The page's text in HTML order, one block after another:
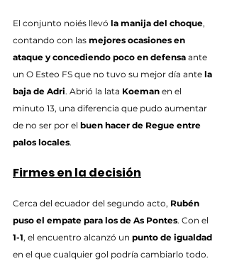
El conjunto noiés llevó la manija del choque,
contando con las mejores ocasiones en
ataque y concediendo poco en defensa ante
un O Esteo FS que no tuvo su mejor día ante la
baja de Adri. Abrió la lata Koeman en el
minuto 13, una diferencia que pudo aumentar
de no ser por el buen hacer de Regue entre
palos locales.
Firmes en la decisión
Cerca del ecuador del segundo acto, Rubén
puso el empate para los de As Pontes. Con el
1-1, el encuentro alcanzó un punto de igualdad
en el que cualquier gol podría cambiarlo todo.